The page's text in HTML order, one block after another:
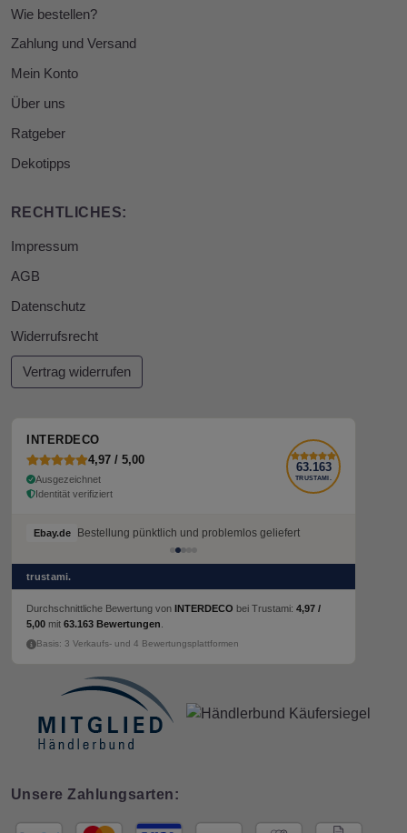
Wie bestellen?
Zahlung und Versand
Mein Konto
Über uns
Ratgeber
Dekotipps
RECHTLICHES:
Impressum
AGB
Datenschutz
Widerrufsrecht
Vertrag widerrufen
INTERDECO
4,97 / 5,00
Ausgezeichnet
Identität verifiziert
63.163
TRUSTAMI.
Ebay.de Bestellung pünktlich und problemlos geliefert
trustami.
Durchschnittliche Bewertung von INTERDECO bei Trustami: 4,97 /
5,00 mit 63.163 Bewertungen.
Basis: 3 Verkaufs- und 4 Bewertungsplattformen
Unsere Zahlungsarten: